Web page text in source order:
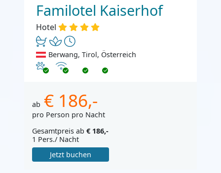
Familotel Kaiserhof
Hotel
Berwang, Tirol, Österreich
Haustiere erlaubt
Internet
ab € 186,-
pro Person pro Nacht
Gesamtpreis ab € 186,-
1 Pers./ Nacht
Jetzt buchen